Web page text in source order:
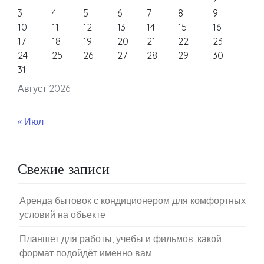
Август 2026
3
4 5 6 7 8
9
10
11 12 13 14 15
16
17
18 19 20 21 22
23
24
25 26 27 28 29
30
31
« Июл
Свежие записи
Аренда бытовок с кондиционером для комфортных
условий на объекте
Планшет для работы, учебы и фильмов: какой
формат подойдёт именно вам